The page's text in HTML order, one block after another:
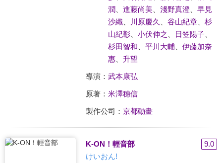
潤
進藤尚美、 淺野真澄、 早見
沙織、 川原慶久 谷山紀章、 杉
山紀彰、 小伏伸之 日笠陽子、
杉田智和
平川大輔、 伊藤加奈
惠、 升望
導演： 武本康弘
原著： 米澤穗信
製作公司： 京都動畫
K-ON！輕音部
9.0
けいおん!